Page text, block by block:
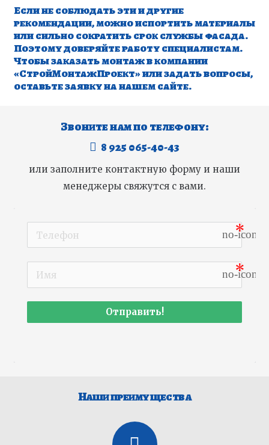
Если не соблюдать эти и другие
рекомендации, можно испортить материалы
или сильно сократить срок службы фасада.
Поэтому доверяйте работу специалистам.
Чтобы заказать монтаж в компании
«СтройМонтажПроект» или задать вопросы,
оставьте заявку на нашем сайте.
Звоните нам по телефону:
8 925 065-40-43
или заполните контактную форму и наши
менеджеры свяжутся с вами.
no-icon
no-icon
Отправить!
Наши преимущества